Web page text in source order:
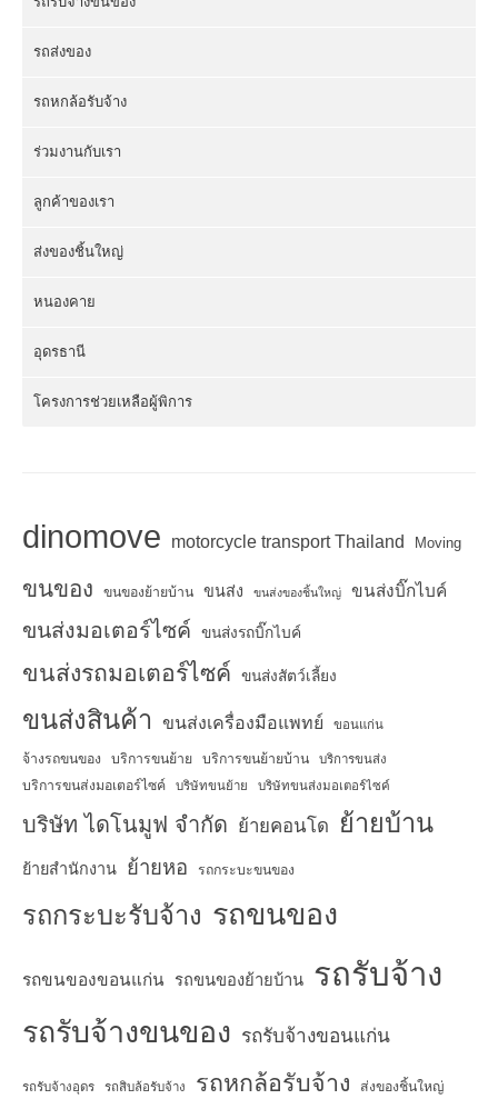
รถส่งของ
รถหกล้อรับจ้าง
ร่วมงานกับเรา
ลูกค้าของเรา
ส่งของชิ้นใหญ่
หนองคาย
อุดรธานี
โครงการช่วยเหลือผู้พิการ
dinomove motorcycle transport Thailand Moving
ขนของ ขนของย้ายบ้าน ขนส่ง ขนส่งของชิ้นใหญ่ ขนส่งบิ๊กไบค์
ขนส่งมอเตอร์ไซค์ ขนส่งรถบิ๊กไบค์
ขนส่งรถมอเตอร์ไซค์ ขนส่งสัตว์เลี้ยง
ขนส่งสินค้า ขนส่งเครื่องมือแพทย์ ขอนแก่น
จ้างรถขนของ บริการขนย้าย บริการขนย้ายบ้าน บริการขนส่ง
บริการขนส่งมอเตอร์ไซค์ บริษัทขนย้าย บริษัทขนส่งมอเตอร์ไซค์
บริษัท ไดโนมูฟ จำกัด ย้ายคอนโด ย้ายบ้าน
ย้ายสำนักงาน ย้ายหอ รถกระบะขนของ
รถกระบะรับจ้าง รถขนของ
รถขนของขอนแก่น รถขนของย้ายบ้าน รถรับจ้าง
รถรับจ้างขนของ รถรับจ้างขอนแก่น
รถรับจ้างอุดร รถสิบล้อรับจ้าง รถหกล้อรับจ้าง ส่งของชิ้นใหญ่